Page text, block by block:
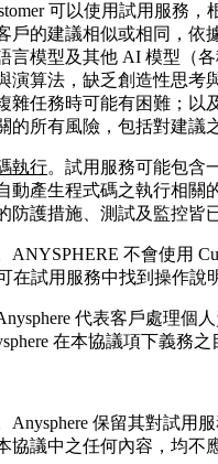
可以使用試用服務，
戶的建議相似或相同，依
言模型及其他 AI 模型（各
演算法，缺乏創造性思考
雜任務時可能有困難；以
的所有風險，包括對建議
執行。試用服務可能包含
動產生程式碼之執行相關
防護措施、測試及監控皆
ANYSPHERE 不會使用
在試用服務中找到操作說
代表客戶處理個
在本協議項下義務
Anysphere 保留其對試用
協議中之任何內容，均不